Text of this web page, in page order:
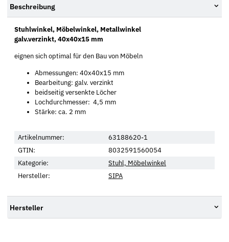
Beschreibung
Stuhlwinkel, Möbelwinkel, Metallwinkel
galv.verzinkt, 40x40x15 mm
eignen sich optimal für den Bau von Möbeln
Abmessungen: 40x40x15 mm
Bearbeitung: galv. verzinkt
beidseitig versenkte Löcher
Lochdurchmesser: 4,5 mm
Stärke: ca. 2 mm
Artikelnummer:
63188620-1
GTIN:
8032591560054
Kategorie:
Stuhl, Möbelwinkel
Hersteller:
SIPA
Hersteller